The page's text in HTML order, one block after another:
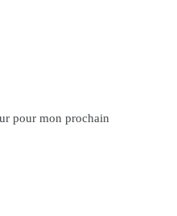
pour mon prochain